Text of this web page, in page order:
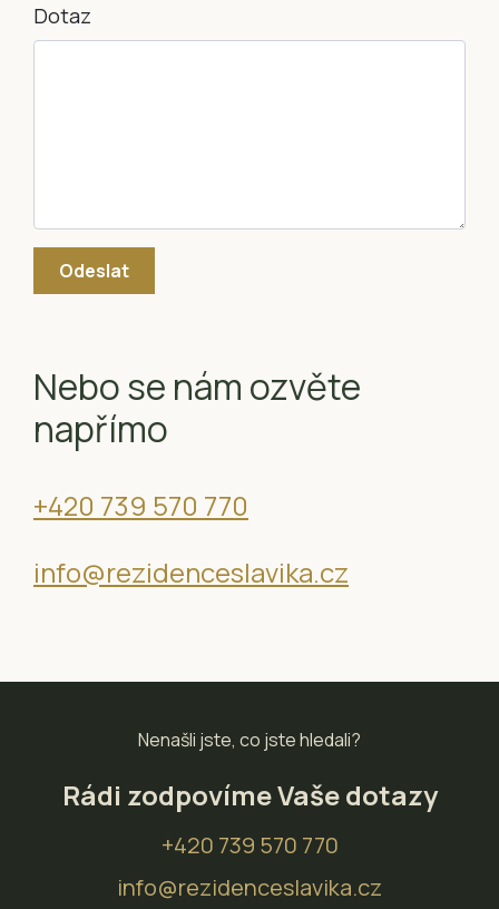
Dotaz
Nebo se nám ozvěte
napřímo
+420 739 570 770
info@rezidenceslavika.cz
Nenašli jste, co jste hledali?
Rádi zodpovíme Vaše dotazy
+420 739 570 770
info@rezidenceslavika.cz